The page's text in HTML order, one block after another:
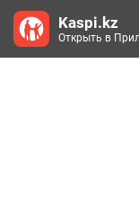
Kaspi.kz
Открыть в